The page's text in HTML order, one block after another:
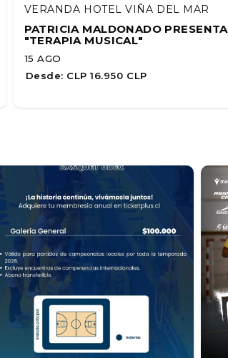
VERANDA HOTEL VIÑA DEL MAR
PATRICIA MALDONADO PRESENTA
"TERAPIA MUSICAL"
15 AGO
Desde: CLP 16.950 CLP